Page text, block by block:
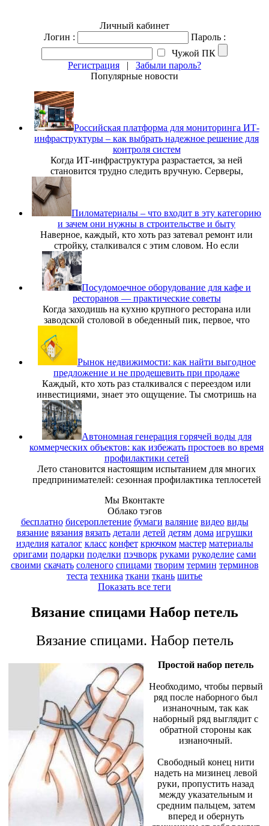
Личный кабинет
Логин :
Пароль :
Чужой ПК
Регистрация | Забыли пароль?
Популярные новости
Российская платформа для мониторинга ИТ-
инфраструктуры – как выбрать надежное решение для
контроля систем
Когда ИТ-инфраструктура разрастается, за ней
становится трудно следить вручную. Серверы,
Пиломатериалы – что входит в эту категорию
и зачем они нужны в строительстве и быту
Наверное, каждый, кто хоть раз затевал ремонт или
стройку, сталкивался с этим словом. Но если
Посудомоечное оборудование для кафе и
ресторанов — практические советы
Когда заходишь на кухню крупного ресторана или
заводской столовой в обеденный пик, первое, что
Рынок недвижимости: как найти выгодное
предложение и не продешевить при продаже
Каждый, кто хоть раз сталкивался с переездом или
инвестициями, знает это ощущение. Ты смотришь на
Автономная генерация горячей воды для
коммерческих объектов: как избежать простоев во время
профилактики сетей
Лето становится настоящим испытанием для многих
предпринимателей: сезонная профилактика теплосетей
Мы Вконтакте
Облако тэгов
бесплатно бисероплетение бумаги валяние видео виды
вязание вязания вязать детали детей детям дома игрушки
изделия каталог класс конфет крючком мастер материалы
оригами подарки поделки пэчворк руками рукоделие сами
своими скачать соленого спицами творим термин терминов
теста техника ткани ткань шитье
Показать все теги
Вязание спицами Набор петель
Вязание спицами. Набор петель
Простой набор петель
Необходимо, чтобы первый
ряд после наборного был
изнаночным, так как
наборный ряд выглядит с
обратной стороны как
изнаночный.
Свободный конец нити
надеть на мизинец левой
руки, пропустить назад
между указательным и
средним пальцем, затем
вперед и обернуть